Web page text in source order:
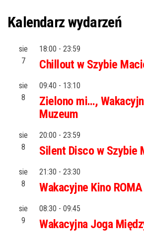
Kalendarz wydarzeń
sie
7
18:00 - 23:59
Chillout w Szybie
sie
8
09:40 - 13:10
Zielono mi…,
Muzeum
sie
8
20:00 - 23:59
Silent Disco w Szybie
sie
8
21:30 - 23:30
Wakacyjne Kino
sie
9
08:30 - 09:45
Wakacyjna Joga